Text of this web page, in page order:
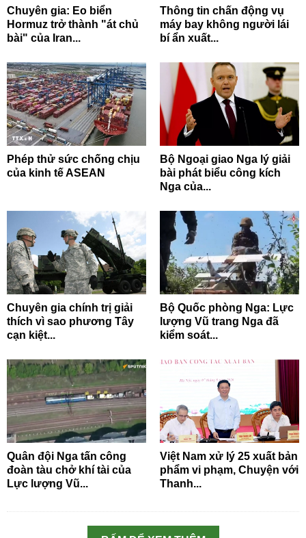
Chuyên gia: Eo biển
Hormuz trở thành "át chủ
bài" của Iran...
Thông tin chấn động vụ
máy bay không người lái
bí ẩn xuất...
Phép thử sức chống chịu
của kinh tế ASEAN
Bộ Ngoại giao Nga lý giải
bài phát biểu công kích
Nga của...
Chuyên gia chính trị giải
thích vì sao phương Tây
cạn kiệt...
Bộ Quốc phòng Nga: Lực
lượng Vũ trang Nga đã
kiểm soát...
Quân đội Nga tấn công
đoàn tàu chở khí tài của
Lực lượng Vũ...
Việt Nam xử lý 25 xuất bản
phẩm vi phạm, Chuyện với
Thanh...